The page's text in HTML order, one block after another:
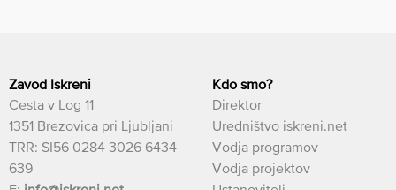
Zavod Iskreni
Cesta v Log 11
1351 Brezovica pri Ljubljani
TRR: SI56 0284 3026 6434
639
Kdo smo?
Direktor
Uredništvo iskreni.net
Vodja programov
Vodja projektov